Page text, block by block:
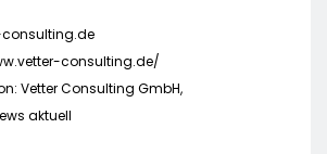
consulting.de/
Vetter Consulting GmbH,
aktuell